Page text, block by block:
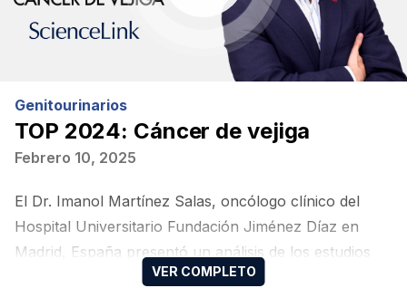
Genitourinarios
TOP 2024: Cáncer de vejiga
Febrero 10, 2025
El Dr. Imanol Martínez Salas, oncólogo clínico del
Hospital Universitario Fundación Jiménez Díaz en
Madrid, España presentó un análisis de los estudios
más relevantes del año 2024 en cáncer de vejiga.